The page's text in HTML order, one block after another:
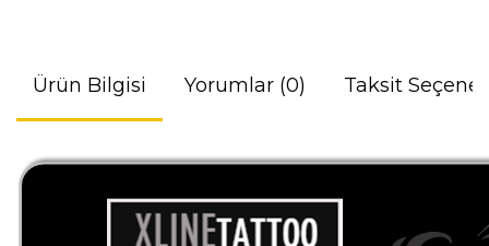
Ürün Bilgisi Yorumlar (0) Taksit